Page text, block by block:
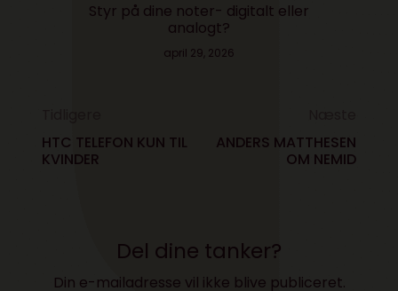
Styr på dine noter- digitalt eller
analogt?
april 29, 2026
HTC TELEFON KUN TIL
KVINDER
ANDERS MATTHESEN
OM NEMID
Del dine tanker?
Din e-mailadresse vil ikke blive publiceret.